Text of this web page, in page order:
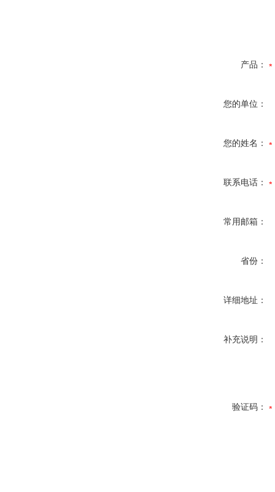
产品：
您的单位：
您的姓名：
联系电话：
常用邮箱：
省份：
详细地址：
补充说明：
验证码：